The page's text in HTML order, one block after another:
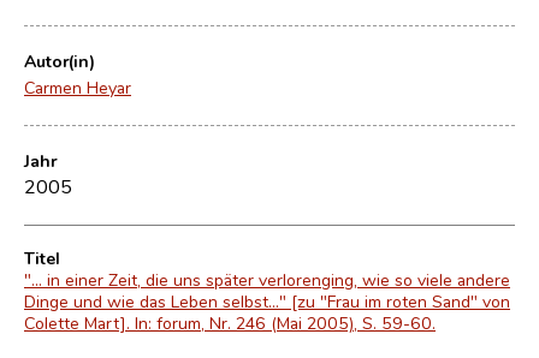
Autor(in)
Carmen Heyar
Jahr
2005
Titel
"... in einer Zeit, die uns später verlorenging, wie so viele andere
Dinge und wie das Leben selbst…" [zu "Frau im roten Sand" von
Colette Mart]. In: forum, Nr. 246 (Mai 2005), S. 59-60.